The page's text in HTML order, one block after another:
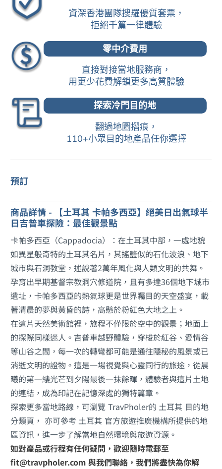
資深香港團隊搜羅優質套票，
拒絕千篇一律體驗
零中介費用
直接對接當地服務商，
用更少花費解鎖更多高質體驗
探索冷門目的地
翻過地圖摺痕，
110+小眾目的地產品任你選擇
預訂
商品詳情 - 【土耳其 卡帕多西亞】絕美日出氣球半
日吉普車探險：最佳觀景點
卡帕多西亞（Cappadocia）：在土耳其中部，一處地貌
如異星般奇特的土耳其名片，其搖籃似的石化波浪、地下
城市與石洞教堂，述說著2萬年風化與人類文明的共舞。
孕育出早期基督宗教洞穴修道院，且有多達36個地下城市
遺址，卡帕多西亞的熱氣球更是世界矚目的天空盛宴，載
著清晨的夢與黃昏的詩，高懸於粉紅色大地之上。
在這片天然美術館裡，旅程不僅限於空中的觀景；地面上
的探際同樣迷人。吉普車越野體驗，穿梭於紅谷、愛情谷
等山谷之間，每一次的轉彎都可能是通往隱秘的風景或已
消逝文明的證物。這是一場視覺與心靈同行的旅途，從晨
曦的第一縷光芒到夕陽最後一抹餘暉，體驗者與這片土地
的連結，成為印記在記憶深處的獨特篇章。
探索更多當地路線，可瀏覽 TravPholer的 土耳其 目的地
分類頁， 亦可參考 土耳其 官方旅遊推廣機構所提供的地
區資訊，進一步了解當地自然環境與旅遊資源。
如對產品或行程有任何疑問，歡迎隨時電郵至
fit@travpholer.com 與我們聯絡，我們將盡快為你解